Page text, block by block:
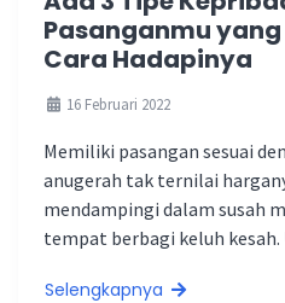
Pasanganmu
Cara Hadapinya
16 Februari 2022
Memiliki pasangan sesuai
anugerah tak ternilai
mendampingi dalam susah
tempat berbagi keluh kesah.
Selengkapnya